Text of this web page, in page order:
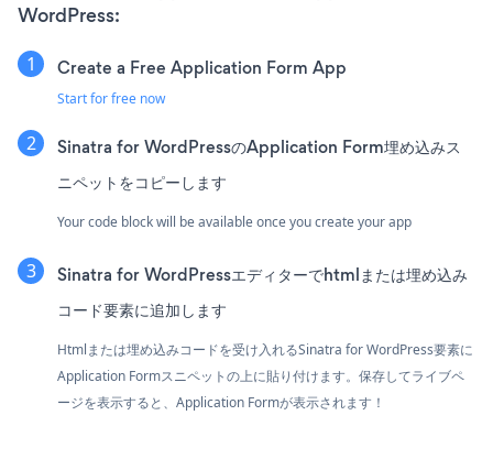
WordPress:
Create a Free Application Form App
Start for free now
Sinatra for WordPressのApplication Form埋め込みス
ニペットをコピーします
Your code block will be available once you create your app
Sinatra for WordPressエディターでhtmlまたは埋め込み
コード要素に追加します
Htmlまたは埋め込みコードを受け入れるSinatra for WordPress要素に
Application Formスニペットの上に貼り付けます。保存してライブペ
ージを表示すると、Application Formが表示されます！